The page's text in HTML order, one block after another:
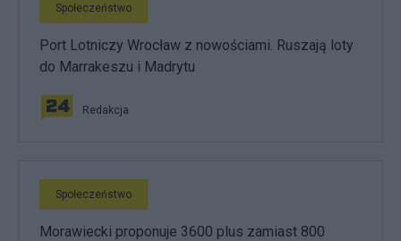
Społeczeństwo
Port Lotniczy Wrocław z nowościami. Ruszają loty
do Marrakeszu i Madrytu
Redakcja
Społeczeństwo
Morawiecki proponuje 3600 plus zamiast 800